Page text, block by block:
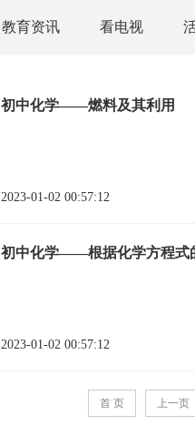
教育资讯 看电视
初中化学——燃料及其利用
2023-01-02 00:57:12
初中化学——根据化学方程式
2023-01-02 00:57:12
首 页 上一页